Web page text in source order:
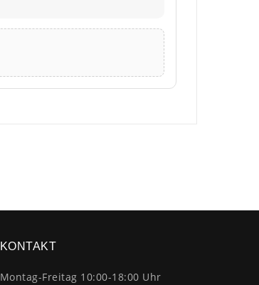
KONTAKT
Montag-Freitag 10:00-18:00 Uhr